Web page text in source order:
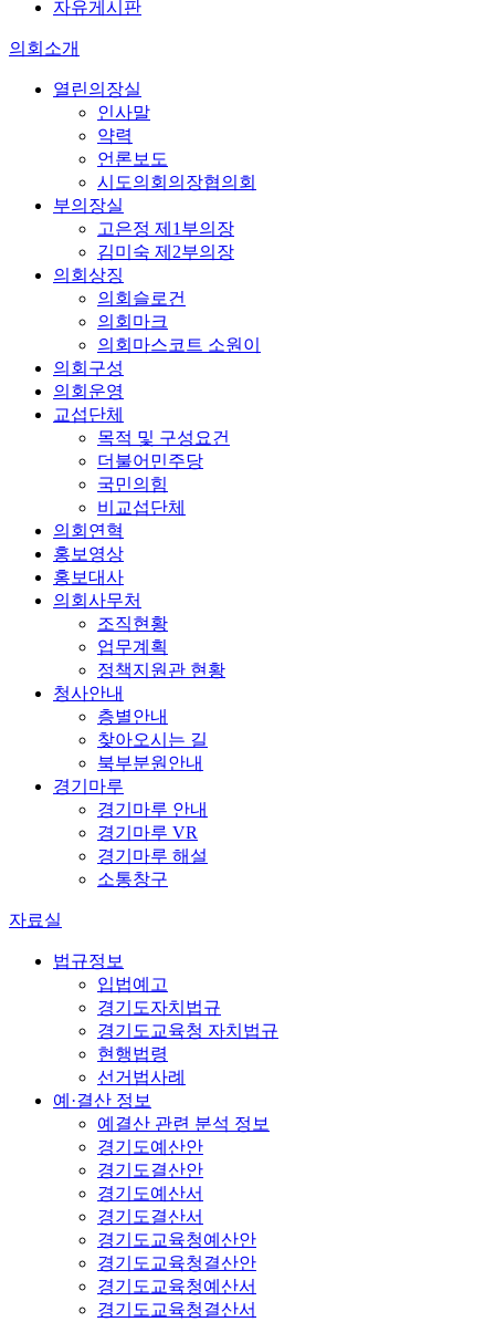
자유게시판
의회소개
열린의장실
인사말
약력
언론보도
시도의회의장협의회
부의장실
고은정 제1부의장
김미숙 제2부의장
의회상징
의회슬로건
의회마크
의회마스코트 소원이
의회구성
의회운영
교섭단체
목적 및 구성요건
더불어민주당
국민의힘
비교섭단체
의회연혁
홍보영상
홍보대사
의회사무처
조직현황
업무계획
정책지원관 현황
청사안내
층별안내
찾아오시는 길
북부분원안내
경기마루
경기마루 안내
경기마루 VR
경기마루 해설
소통창구
자료실
법규정보
입법예고
경기도자치법규
경기도교육청 자치법규
현행법령
선거법사례
예·결산 정보
예결산 관련 분석 정보
경기도예산안
경기도결산안
경기도예산서
경기도결산서
경기도교육청예산안
경기도교육청결산안
경기도교육청예산서
경기도교육청결산서